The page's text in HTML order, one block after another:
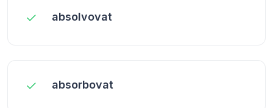
absolvovat
absorbovat